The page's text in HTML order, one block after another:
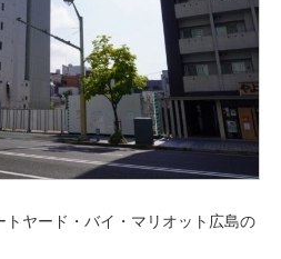
ヤード・バイ・マリオット広島の